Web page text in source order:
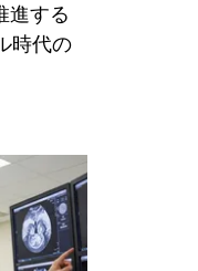
進する
時代の